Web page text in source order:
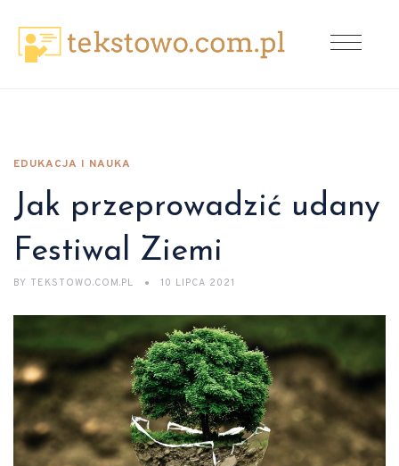
EDUKACJA I NAUKA
Jak przeprowadzić udany
Festiwal Ziemi
BY TEKSTOWO.COM.PL 10 LIPCA 2021